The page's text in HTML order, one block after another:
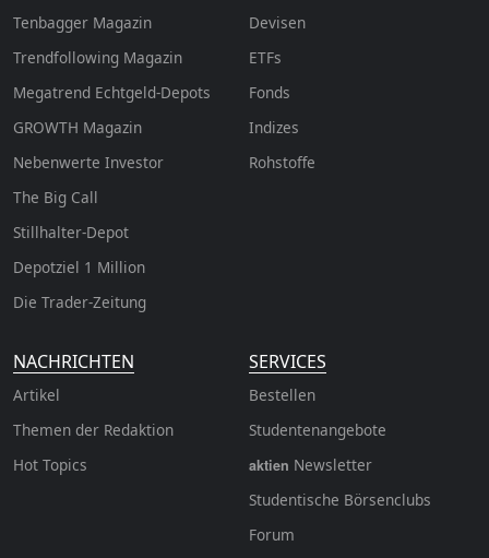
Tenbagger Magazin
Trendfollowing Magazin
Megatrend Echtgeld-Depots
GROWTH Magazin
Nebenwerte Investor
The Big Call
Stillhalter-Depot
Depotziel 1 Million
Die Trader-Zeitung
Devisen
ETFs
Fonds
Indizes
Rohstoffe
NACHRICHTEN
Artikel
Themen der Redaktion
Hot Topics
SERVICES
Bestellen
Studentenangebote
aktien Newsletter
Studentische Börsenclubs
Forum